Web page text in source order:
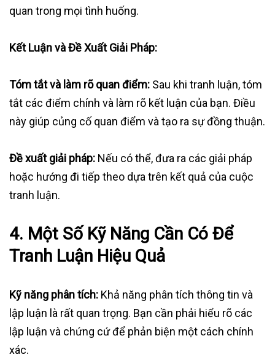
quan trong mọi tình huống.
Kết Luận và Đề Xuất Giải Pháp:
Tóm tắt và làm rõ quan điểm: Sau khi tranh luận, tóm
tắt các điểm chính và làm rõ kết luận của bạn. Điều
này giúp củng cố quan điểm và tạo ra sự đồng thuận.
Đề xuất giải pháp: Nếu có thể, đưa ra các giải pháp
hoặc hướng đi tiếp theo dựa trên kết quả của cuộc
tranh luận.
4. Một Số Kỹ Năng Cần Có Để
Tranh Luận Hiệu Quả
Kỹ năng phân tích: Khả năng phân tích thông tin và
lập luận là rất quan trọng. Bạn cần phải hiểu rõ các
lập luận và chứng cứ để phản biện một cách chính
xác.